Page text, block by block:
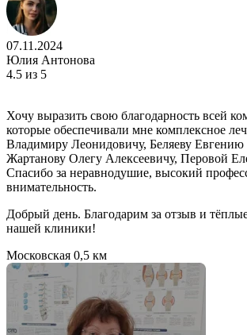
07.11.2024
Юлия Антонова
4.5 из 5
Хочу выразить свою благодарность всей
которые обеспечивали мне комплексное
Владимиру Леонидовичу, Беляеву
Жартанову Олегу Алексеевичу, Перовой
Спасибо за неравнодушие, высокий
внимательность.
Добрый день. Благодарим за отзыв и
нашей клиники!
Московская 0,5 км